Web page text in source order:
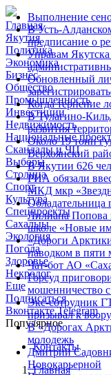
Главная
Якутия
Политика
Экономика
Бизнес
Общество
Промышленность
Инвестиции
Недвижимость
Национальные
Скандалы и ЧП
Выборы
Столица
Спорт
Культура
Спецпроекты
Сахалыы
Экология
Погода
Здоровье
Некролог
Еще
Подписаться
ВконтактеTelegram
Популярное
Выполнение
В Усть-
предписание о
Управам
Обновленный
Когда терпение
В Тулагино-
развития
Около 19 тонн
Верхоянский
В Якутии 626
РИА обязали
МКД мкр
Обладательница
Лилиана Попова
школе «Новые
«Дороги
паводком в пяти
Чат-бот АО
Горсуд
мошенничество
Экс-сотрудник
призывал к
В «Дорогах
молодежь
Дмитрий
Новокарьерной
Контакты
Главная